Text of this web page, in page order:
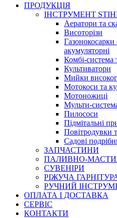
ПРОДУКЦІЯ
ІНСТРУМЕНТ
Аератори та
Висоторізи
Газонокосарки
акумуляторні
Комбі-система
Культиватори
Мийки
Мотокоси та
Мотоножиці
Мульти-
Пилососи
Підмітальні
Повітродувки
Садові
ЗАПЧАСТИНИ
ПАЛИВНО-
СУВЕНІРИ
РІЖУЧА
РУЧНИЙ
ОПЛАТА І ДОСТАВКА
СЕРВІС
КОНТАКТИ